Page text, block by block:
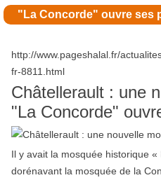
"La Concorde" ouvre ses
http://www.pageshalal.fr/
fr-8811.html
Châtellerault : une
"La Concorde"
Il y avait la mosquée historique
dorénavant la mosquée de la